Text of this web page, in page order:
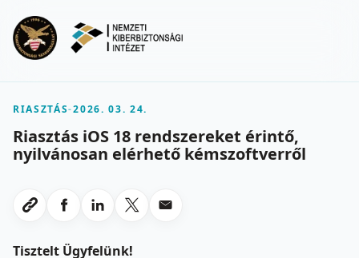
RIASZTÁS-2026. 03. 24.
Riasztás iOS 18 rendszereket érintő,
nyilvánosan elérhető kémszoftverről
Link masolasa
Megosztas Facebookon
Megosztas LinkedInen
Megosztas X-en
Megosztas emailben
Tisztelt Ügyfelünk!